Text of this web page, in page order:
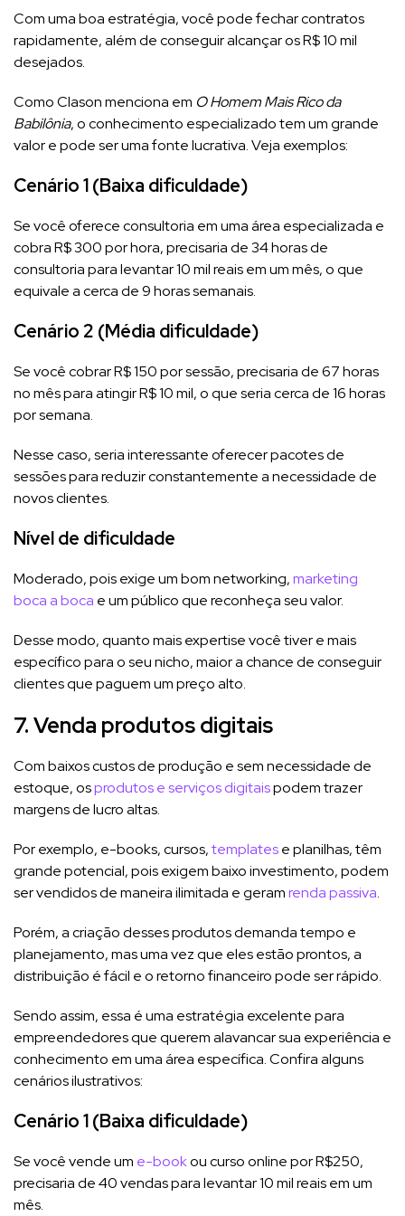
Com uma boa estratégia, você pode fechar contratos
rapidamente, além de conseguir alcançar os R$ 10 mil
desejados.
Como Clason menciona em O Homem Mais Rico da
Babilônia, o conhecimento especializado tem um grande
valor e pode ser uma fonte lucrativa​. Veja exemplos:
Cenário 1 (Baixa dificuldade)
Se você oferece consultoria em uma área especializada e
cobra R$ 300 por hora, precisaria de 34 horas de
consultoria para levantar 10 mil reais em um mês, o que
equivale a cerca de 9 horas semanais.
Cenário 2 (Média dificuldade)
Se você cobrar R$ 150 por sessão, precisaria de 67 horas
no mês para atingir R$ 10 mil, o que seria cerca de 16 horas
por semana.
Nesse caso, seria interessante oferecer pacotes de
sessões para reduzir constantemente a necessidade de
novos clientes.
Nível de dificuldade
Moderado, pois exige um bom networking,marketing
boca a boca e um público que reconheça seu valor.
Desse modo, quanto mais expertise você tiver e mais
específico para o seu nicho, maior a chance de conseguir
clientes que paguem um preço alto.
7. Venda produtos digitais
Com baixos custos de produção e sem necessidade de
estoque, osprodutos e serviços digitaispodem trazer
margens de lucro altas.
Por exemplo, e-books, cursos,templatese planilhas, têm
grande potencial, pois exigem baixo investimento, podem
ser vendidos de maneira ilimitada e geramrenda passiva.
Porém, a criação desses produtos demanda tempo e
planejamento, mas uma vez que eles estão prontos, a
distribuição é fácil e o retorno financeiro pode ser rápido.
Sendo assim, essa é uma estratégia excelente para
empreendedores que querem alavancar sua experiência e
conhecimento em uma área específica. Confira alguns
cenários ilustrativos:
Cenário 1 (Baixa dificuldade)
Se você vende um e-bookou curso online por R$250,
precisaria de 40 vendas para levantar 10 mil reais em um
mês.